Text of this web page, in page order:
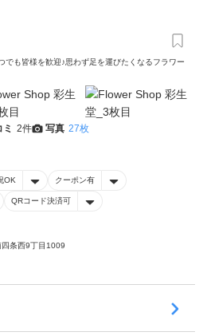
でも皆様を歓迎♪思わず足を運びたくなるフラワー
ミ 2件 写真 27枚
OK クーポン有
QRコード決済可
条西9丁目1009